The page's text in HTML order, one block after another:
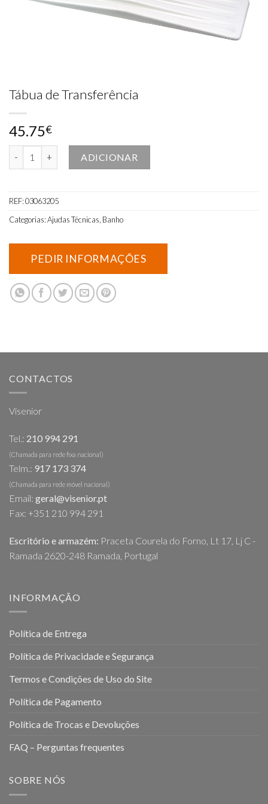
Tábua de Transferência
45.75€
ADICIONAR
REF:03063205
Categorias:Ajudas Técnicas Banho
CONTACTOS
Visenior
Tel.: 210 994 291
(Chamada para rede fixa nacional)
Telm.: 917 173 374
(Chamada para rede móvel nacional)
Email: geral@visenior.pt
Fax: +351 210 994 291
Escritório e armazém: Praceta Courela do Forno, Lt 17, Lj C -
Ramada 2620-248 Ramada, Portugal
INFORMAÇÃO
Política de Entrega
Política de Privacidade e Segurança
Termos e Condições de Uso do Site
Política de Pagamento
Política de Trocas e Devoluções
FAQ – Perguntas frequentes
SOBRE NÓS